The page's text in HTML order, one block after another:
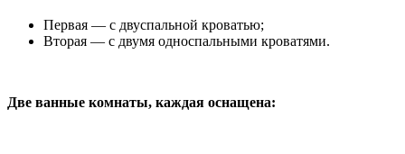
Первая — с двуспальной кроватью;
Вторая — с двумя односпальными кроватями.
Две ванные комнаты, каждая оснащена: